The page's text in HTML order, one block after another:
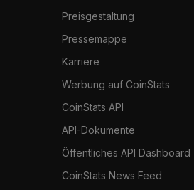
Preisgestaltung
Pressemappe
Karriere
Werbung auf CoinStats
CoinStats API
API-Dokumente
Öffentliches API Dashboard
CoinStats News Feed